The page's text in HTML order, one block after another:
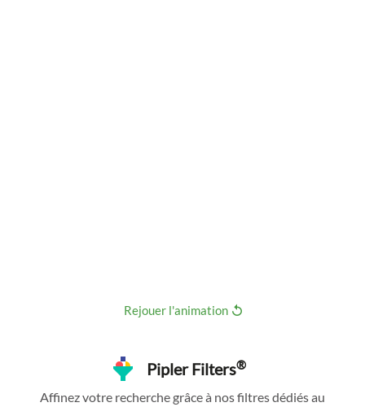
Rejouer l'animation
Pipler Filters®
Affinez votre recherche grâce à nos filtres dédiés au